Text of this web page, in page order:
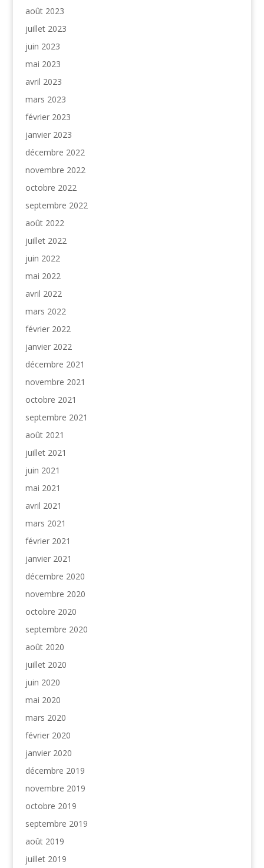
août 2023
juillet 2023
juin 2023
mai 2023
avril 2023
mars 2023
février 2023
janvier 2023
décembre 2022
novembre 2022
octobre 2022
septembre 2022
août 2022
juillet 2022
juin 2022
mai 2022
avril 2022
mars 2022
février 2022
janvier 2022
décembre 2021
novembre 2021
octobre 2021
septembre 2021
août 2021
juillet 2021
juin 2021
mai 2021
avril 2021
mars 2021
février 2021
janvier 2021
décembre 2020
novembre 2020
octobre 2020
septembre 2020
août 2020
juillet 2020
juin 2020
mai 2020
mars 2020
février 2020
janvier 2020
décembre 2019
novembre 2019
octobre 2019
septembre 2019
août 2019
juillet 2019